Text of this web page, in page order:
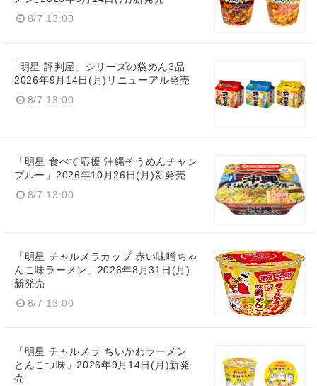
8/7 13:00
｢明星 評判屋」シリーズの袋めん3品
2026年9月14日(月)リニューアル発売
8/7 13:00
「明星 食べて応援 沖縄そうめんチャン
プルー」2026年10月26日(月)新発売
8/7 13:00
「明星 チャルメラカップ 赤い味噌ちゃ
んこ味ラーメン」2026年8月31日(月)
新発売
8/7 13:00
「明星 チャルメラ ちいかわラーメン
とんこつ味」2026年9月14日(月)新発
売